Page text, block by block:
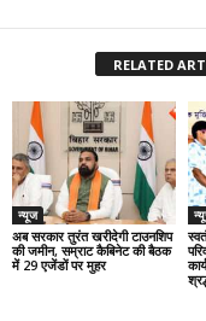
RELATED
न्यूज
अब सरकार तुरंत खरीदेगी टाउनशिप
की जमीन, सम्राट कैबिनेट की बैठक
में 29 एजेंडों पर मुहर